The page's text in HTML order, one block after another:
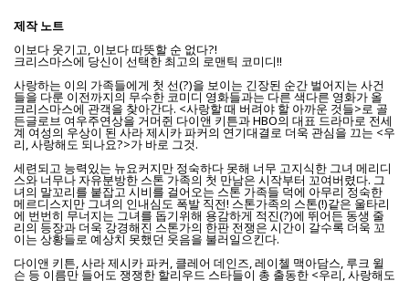
제작 노트
이보다 웃기고, 이보다 따뜻할 순 없다?!
크리스마스에 당신이 선택한 최고의 로맨틱 코미디!!
사랑하는 이의 가족들에게 첫 선(?)을 보이는 긴장된 순간 벌어지는 사건
들을 다룬 이전까지의 무수한 코미디 영화들과는 다른 색다른 영화가 올
크리스마스에 관객을 찾아간다. <사랑할 때 버려야 할 아까운 것들>로 골
든글로브 여우주연상을 거머쥔 다이앤 키튼과 HBO의 대표 드라마로 전세
계 여성의 우상이 된 사라 제시카 파커의 연기대결로 더욱 관심을 끄는 <우
리, 사랑해도 되나요?>가 바로 그것.
세련되고 능력있는 뉴요커지만 정숙하다 못해 너무 고지식한 그녀 메리디
스와 너무나 자유분방한 스톤 가족의 첫 만남은 시작부터 꼬여버렸다. 그
녀의 말꼬리를 붙잡고 시비를 걸어오는 스톤 가족들 덕에 아무리 정숙한
메르디스지만 그녀의 인내심도 폭발 직전! 스톤가족의 스톤(!)같은 울타리
에 번번히 무너지는 그녀를 돕기위해 용감하게 적진(?)에 뛰어든 동생 줄
리의 등장과 더욱 강경해진 스톤가의 한판 전쟁은 시간이 갈수록 더욱 꼬
이는 상황들로 예상치 못했던 웃음을 불러일으킨다.
다이앤 키튼, 사라 제시카 파커, 클레어 데인즈, 레이첼 맥아담스, 루크 윌
슨 등 이름만 들어도 쟁쟁한 할리우드 스타들이 총 출동한 <우리, 사랑해도